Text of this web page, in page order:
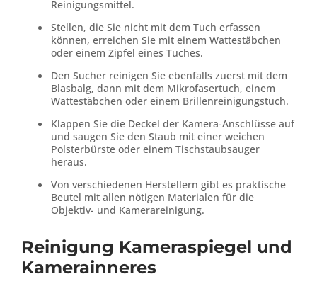
Reinigungsmittel.
Stellen, die Sie nicht mit dem Tuch erfassen
können, erreichen Sie mit einem Wattestäbchen
oder einem Zipfel eines Tuches.
Den Sucher reinigen Sie ebenfalls zuerst mit dem
Blasbalg, dann mit dem Mikrofasertuch, einem
Wattestäbchen oder einem Brillenreinigungstuch.
Klappen Sie die Deckel der Kamera-Anschlüsse auf
und saugen Sie den Staub mit einer weichen
Polsterbürste oder einem Tischstaubsauger
heraus.
Von verschiedenen Herstellern gibt es praktische
Beutel mit allen nötigen Materialen für die
Objektiv- und Kamerareinigung.
Reinigung Kameraspiegel und
Kamerainneres